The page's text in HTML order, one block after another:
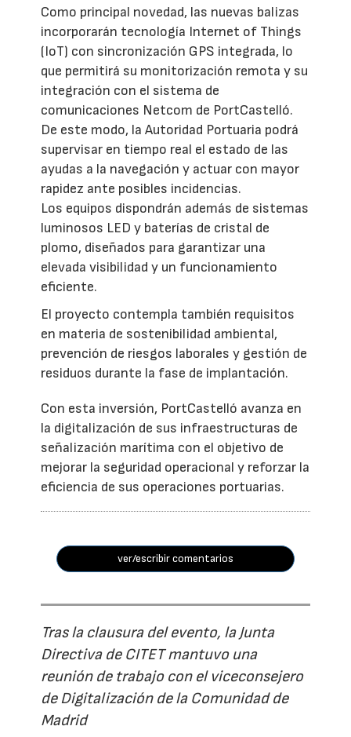
Como principal novedad, las nuevas balizas
incorporarán tecnología Internet of Things
(IoT) con sincronización GPS integrada, lo
que permitirá su monitorización remota y su
integración con el sistema de
comunicaciones Netcom de PortCastelló.
De este modo, la Autoridad Portuaria podrá
supervisar en tiempo real el estado de las
ayudas a la navegación y actuar con mayor
rapidez ante posibles incidencias.
Los equipos dispondrán además de sistemas
luminosos LED y baterías de cristal de
plomo, diseñados para garantizar una
elevada visibilidad y un funcionamiento
eficiente.
El proyecto contempla también requisitos
en materia de sostenibilidad ambiental,
prevención de riesgos laborales y gestión de
residuos durante la fase de implantación.
Con esta inversión, PortCastelló avanza en
la digitalización de sus infraestructuras de
señalización marítima con el objetivo de
mejorar la seguridad operacional y reforzar la
eficiencia de sus operaciones portuarias.
ver/escribir comentarios
Tras la clausura del evento, la Junta
Directiva de CITET mantuvo una
reunión de trabajo con el viceconsejero
de Digitalización de la Comunidad de
Madrid